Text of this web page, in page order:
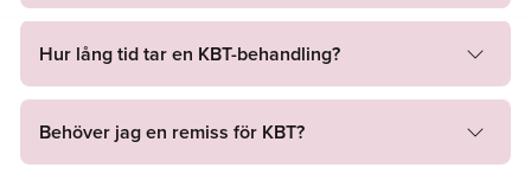
tillgänglig.
Fördelar med KBT hos Lavendla
Förbättrad självkännedom: Lär dig att identifiera och
förändra negativa tankemönster.
Hur lång tid tar en KBT-behandling?
Behöver jag en remiss för KBT?